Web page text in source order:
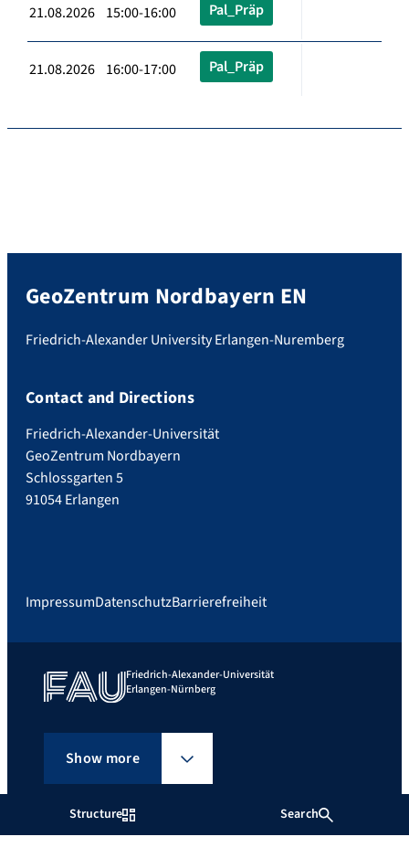
Structure Search
21.08.2026 15:00-16:00 Pal_Präp
21.08.2026 16:00-17:00 Pal_Präp
GeoZentrum Nordbayern EN
Friedrich-Alexander University Erlangen-Nuremberg
Contact and Directions
Friedrich-Alexander-Universität
GeoZentrum Nordbayern
Schlossgarten 5
91054 Erlangen
ImpressumDatenschutzBarrierefreiheit
Friedrich-Alexander-Universität
Erlangen-Nürnberg
Show more